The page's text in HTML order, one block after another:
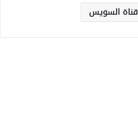
قناة السويس